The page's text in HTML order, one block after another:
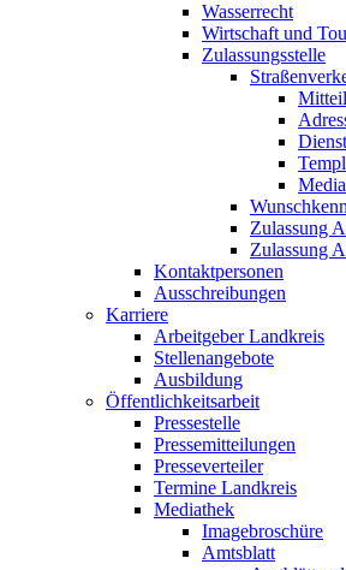
Wasserrecht
Wirtschaft und
Zulassungsstelle
Zulassung
Zulassung
Kontaktpersonen
Ausschreibungen
Karriere
Arbeitgeber Landkreis
Stellenangebote
Ausbildung
Öffentlichkeitsarbeit
Pressestelle
Pressemitteilungen
Presseverteiler
Termine Landkreis
Mediathek
Imagebroschüre
Amtsblatt